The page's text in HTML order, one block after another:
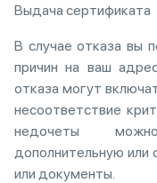
Выдача сертификата
В случае отказа вы
причин на ваш
отказа могут
несоответствие
недочеты
дополнительную
или документы.